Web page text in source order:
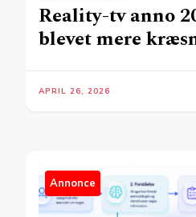
Reality-tv anno
blevet mere
APRIL 26, 2026
Annonce